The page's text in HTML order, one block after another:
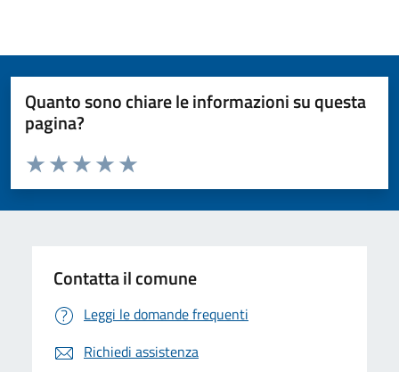
Quanto sono chiare le informazioni su questa
pagina?
Valuta da 1 a 5 stelle la pagina
Valuta 5 stelle su 5
Valuta 4 stelle su 5
Valuta 3 stelle su 5
Valuta 2 stelle su 5
Valuta 1 stelle su 5
Contatta il comune
Leggi le domande frequenti
Richiedi assistenza